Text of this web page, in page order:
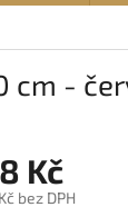
cm -
Kč
bez DPH